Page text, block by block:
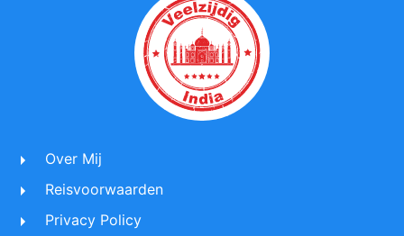
Over Mij
Reisvoorwaarden
Privacy Policy